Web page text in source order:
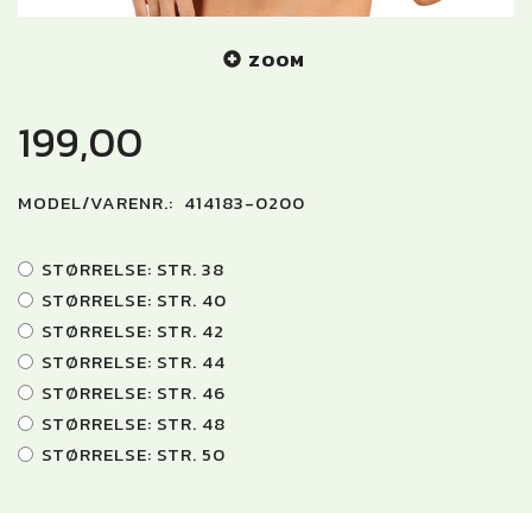
ZOOM
199,00
MODEL/VARENR.: 414183-0200
STØRRELSE: STR. 38
STØRRELSE: STR. 40
STØRRELSE: STR. 42
STØRRELSE: STR. 44
STØRRELSE: STR. 46
STØRRELSE: STR. 48
STØRRELSE: STR. 50